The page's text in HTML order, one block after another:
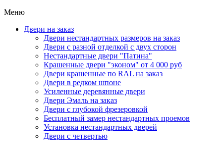
Меню
Двери на заказ
Двери нестандартных размеров на заказ
Двери с разной отделкой с двух сторон
Нестандартные двери "Патина"
Крашенные двери "эконом" от 4 000 руб
Двери крашенные по RAL на заказ
Двери в редком шпоне
Усиленные деревянные двери
Двери Эмаль на заказ
Двери с глубокой фрезеровкой
Бесплатный замер нестандартных проемов
Установка нестандартных дверей
Двери с четвертью